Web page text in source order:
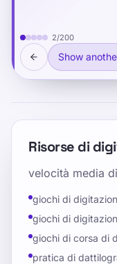
2/200
Show
Risorse di
velocità media
giochi di
giochi di
giochi di corsa di
pratica di